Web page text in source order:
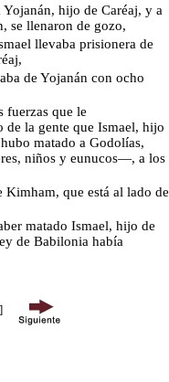
hijo de Caréaj, y a
se llenaron de gozo,
llevaba prisionera de
de Yojanán con ocho
fuerzas que le
de la gente que Ismael, hijo
matado a Godolías,
niños y eunucos—, a los
que está al lado de
matado Ismael, hijo de
de Babilonia había
]